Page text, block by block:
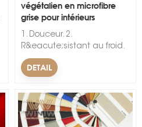
végétalien en microfibre
grise pour intérieurs
automobiles
1. Douceur. 2.
R&eacute;sistant au froid.
3. R&eacute;sistant au
vieillissement. &nbsp;
DETAIL